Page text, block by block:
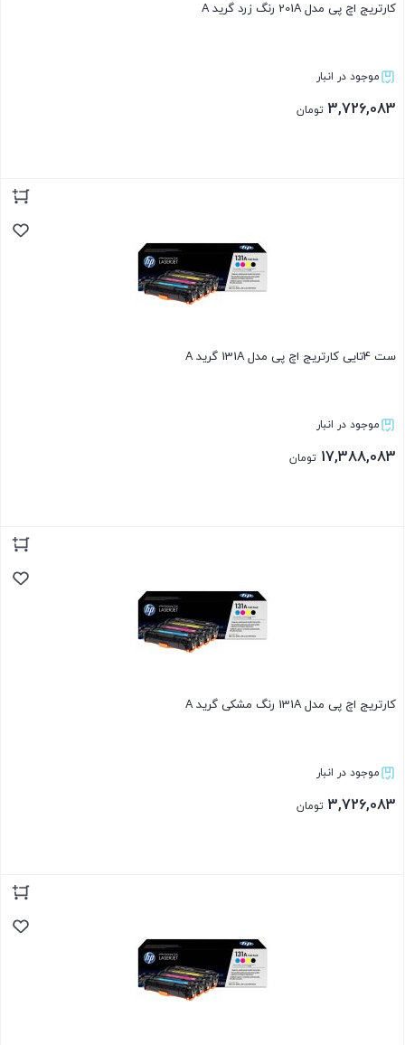
کارتریج اچ پی مدل 201A رنگ زرد گرید A
موجود در انبار
3,726,083 تومان
ست 4تایی کارتریج اچ پی مدل 131A گرید A
موجود در انبار
17,388,083 تومان
کارتریج اچ پی مدل 131A رنگ مشکی گرید A
موجود در انبار
3,726,083 تومان